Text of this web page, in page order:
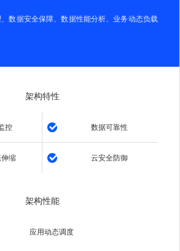
数据安全保障、数据性能分析、业务动态负载
架构特性
控 数据可靠性
缩 云安全防御
架构性能
应用动态调度